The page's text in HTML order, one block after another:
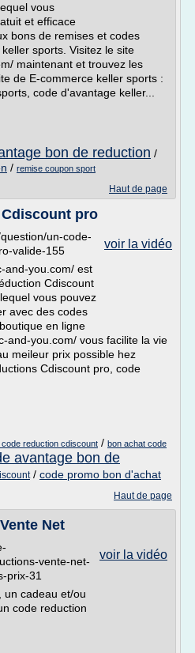
vous
et efficace
bons de remises et codes
sports. Visitez le site
maintenant et trouvez les
de E-commerce keller sports :
code d'avantage keller...
bon de reduction /
/ remise coupon sport
Haut de page
pro
voir la vidéo
un-code-
valide-155
and-you.com/ est
Cdiscount
vous pouvez
avec des codes
en ligne
and-you.com/ vous facilite la vie
meileur prix possible hez
Cdiscount pro, code
reduction cdiscount / bon achat code
avantage bon de
/ code promo bon d'achat
Haut de page
Net
voir la vidéo
vente-net-
prix-31
un cadeau et/ou
code reduction